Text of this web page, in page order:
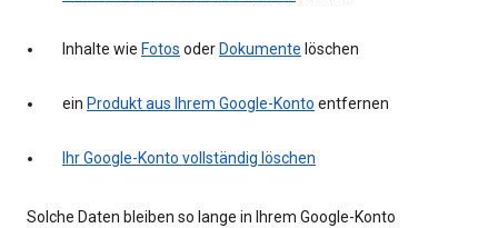
Inhalte wie Fotos oder Dokumente löschen
ein Produkt aus Ihrem Google-Konto entfernen
Ihr Google-Konto vollständig löschen
Solche Daten bleiben so lange in Ihrem Google-Konto